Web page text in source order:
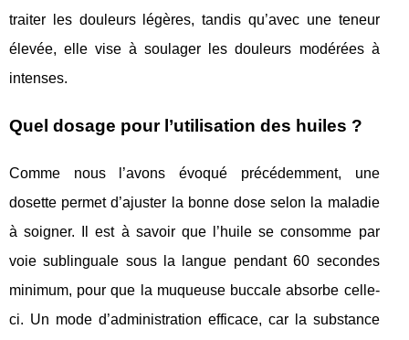
traiter les douleurs légères, tandis qu’avec une teneur
élevée, elle vise à soulager les douleurs modérées à
intenses.
Quel dosage pour l’utilisation des huiles ?
Comme nous l’avons évoqué précédemment, une
dosette permet d’ajuster la bonne dose selon la maladie
à soigner. Il est à savoir que l’huile se consomme par
voie sublinguale sous la langue pendant 60 secondes
minimum, pour que la muqueuse buccale absorbe celle-
ci. Un mode d’administration efficace, car la substance